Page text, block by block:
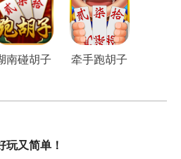
南碰胡子 牵手跑胡子
玩又简单！